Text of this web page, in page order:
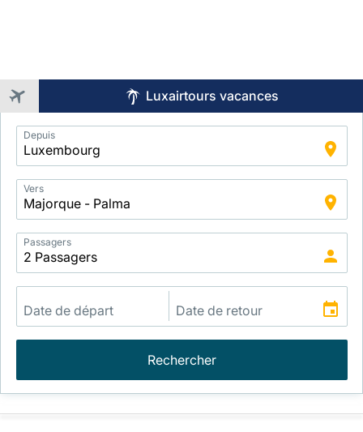
Luxairtours vacances
Application
Intelligent
Package
Search
Depuis
Vers
Passagers
Rechercher